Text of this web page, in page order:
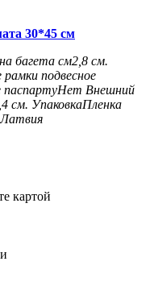
30*45 см
багета см2,8 см.
рамки подвесное
паспартуНет Внешний
см. УпаковкаПленка
Латвия
картой